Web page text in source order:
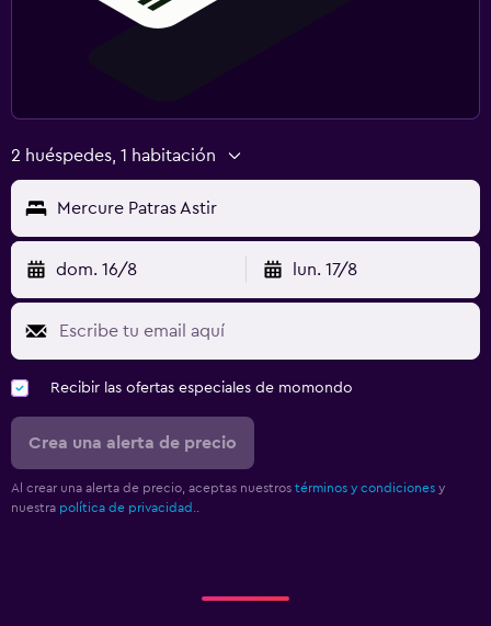
2 huéspedes, 1 habitación
Mercure Patras Astir
dom. 16/8 lun. 17/8
Recibir las ofertas especiales de momondo
Crea una alerta de precio
Al crear una alerta de precio, aceptas nuestros términos y condiciones y
nuestra política de privacidad.